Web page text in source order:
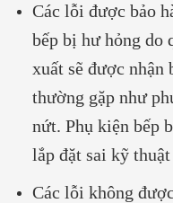
Các lỗi được bảo
bếp bị hư hỏng do
xuất sẽ được nhận
thường gặp như
nứt. Phụ kiện bếp
lắp đặt sai kỹ
Các lỗi không